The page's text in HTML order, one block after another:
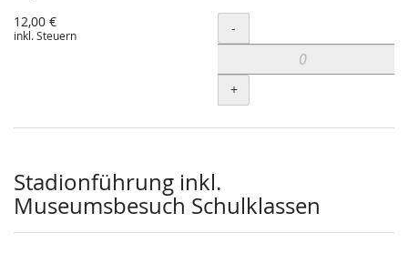
12,00 €
inkl. Steuern Menge
-
+
Stadionführung inkl.
Museumsbesuch Schulklassen